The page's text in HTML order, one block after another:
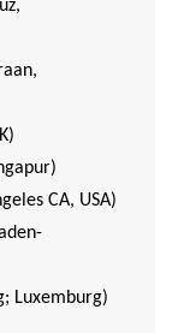
CA, USA)
Luxemburg)